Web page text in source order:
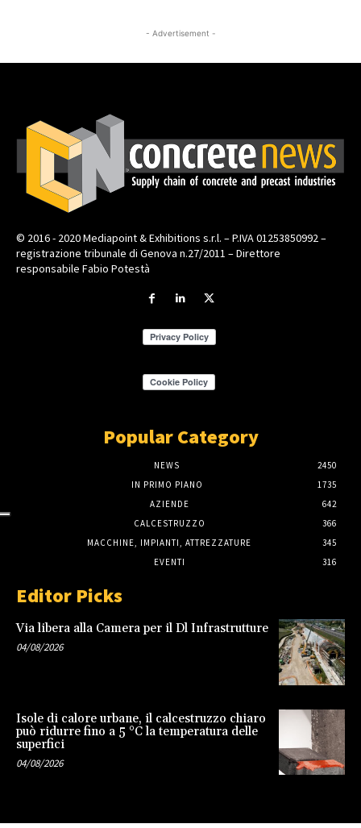
- Advertisement -
© 2016 - 2020 Mediapoint & Exhibitions s.r.l. – P.IVA 01253850992 –
registrazione tribunale di Genova n.27/2011 – Direttore
responsabile Fabio Potestà
Popular Category
NEWS
2450
IN PRIMO PIANO
1735
AZIENDE
642
CALCESTRUZZO
366
MACCHINE, IMPIANTI, ATTREZZATURE
345
EVENTI
316
Editor Picks
Via libera alla Camera per il Dl Infrastrutture
04/08/2026
Isole di calore urbane, il calcestruzzo chiaro
può ridurre fino a 5 °C la temperatura delle
superfici
04/08/2026